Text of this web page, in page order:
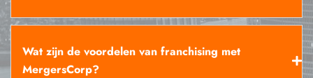
Wat zijn de voordelen van franchising met
MergersCorp?